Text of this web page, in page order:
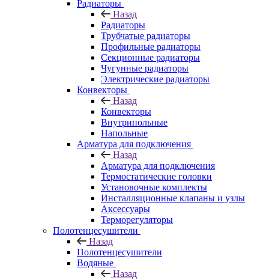
Радиаторы
Назад
Радиаторы
Трубчатые радиаторы
Профильные радиаторы
Секционные радиаторы
Чугунные радиаторы
Электрические радиаторы
Конвекторы
Назад
Конвекторы
Внутрипольные
Напольные
Арматура для подключения
Назад
Арматура для подключения
Термостатические головки
Установочные комплекты
Инсталляционные клапаны и узлы
Аксессуары
Терморегуляторы
Полотенцесушители
Назад
Полотенцесушители
Водяные
Назад